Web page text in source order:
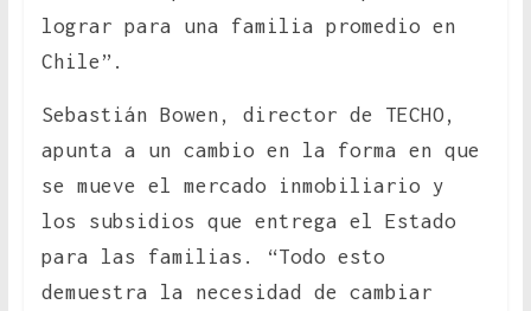
lograr para una familia promedio en
Chile”.
Sebastián Bowen, director de TECHO,
apunta a un cambio en la forma en que
se mueve el mercado inmobiliario y
los subsidios que entrega el Estado
para las familias. “Todo esto
demuestra la necesidad de cambiar